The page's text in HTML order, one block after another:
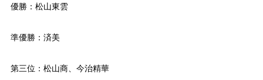
優勝：松山東雲
準優勝：済美
第三位：松山商、今治精華